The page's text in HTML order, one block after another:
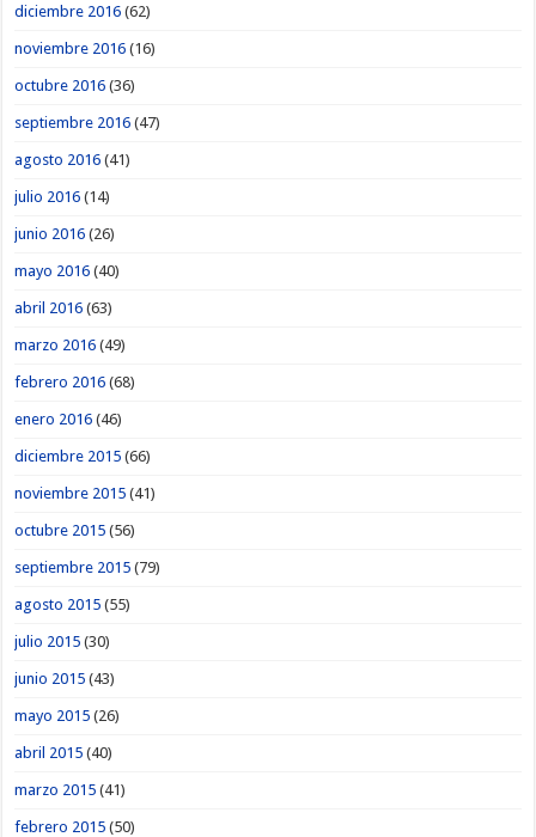
diciembre 2016 (62)
noviembre 2016 (16)
octubre 2016 (36)
septiembre 2016 (47)
agosto 2016 (41)
julio 2016 (14)
junio 2016 (26)
mayo 2016 (40)
abril 2016 (63)
marzo 2016 (49)
febrero 2016 (68)
enero 2016 (46)
diciembre 2015 (66)
noviembre 2015 (41)
octubre 2015 (56)
septiembre 2015 (79)
agosto 2015 (55)
julio 2015 (30)
junio 2015 (43)
mayo 2015 (26)
abril 2015 (40)
marzo 2015 (41)
febrero 2015 (50)